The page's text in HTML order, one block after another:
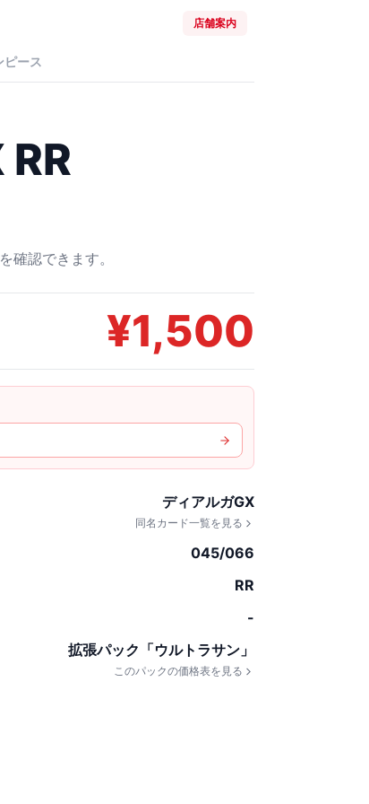
店舗案内
ピース
確認できます。
¥1,500
ディアルガGX
同名カード一覧を見る
045/066
RR
-
拡張パック「ウルトラサン」
このパックの価格表を見る